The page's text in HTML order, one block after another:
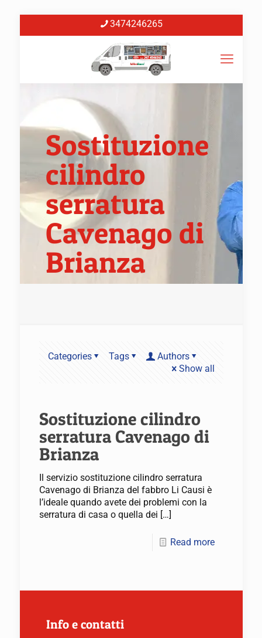
3474246265
Sostituzione
cilindro
serratura
Cavenago di
Brianza
Categories Tags
Authors
Show all
Sostituzione cilindro
serratura Cavenago di
Brianza
Il servizio sostituzione cilindro serratura
Cavenago di Brianza del fabbro Li Causi è
l’ideale quando avete dei problemi con la
serratura di casa o quella dei […]
Read more
Info e contatti